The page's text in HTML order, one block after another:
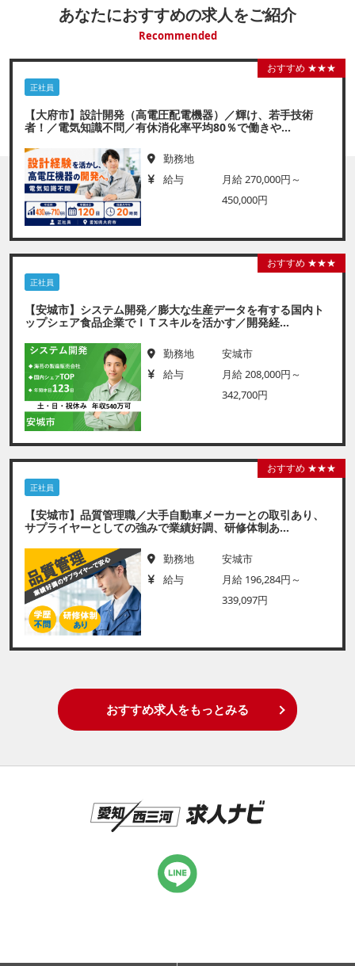
あなたにおすすめの求人をご紹介
Recommended
おすすめ ★★★
正社員
【大府市】設計開発（高電圧配電機器）／輝け、若手技術
者！／電気知識不問／有休消化率平均80％で働きや...
勤務地
給与
月給 270,000円～
450,000円
おすすめ ★★★
正社員
【安城市】システム開発／膨大な生産データを有する国内ト
ップシェア食品企業でＩＴスキルを活かす／開発経...
勤務地
安城市
給与
月給 208,000円～
342,700円
おすすめ ★★★
正社員
【安城市】品質管理職／大手自動車メーカーとの取引あり、
サプライヤーとしての強みで業績好調、研修体制あ...
勤務地
安城市
給与
月給 196,284円～
339,097円
おすすめ求人をもっとみる